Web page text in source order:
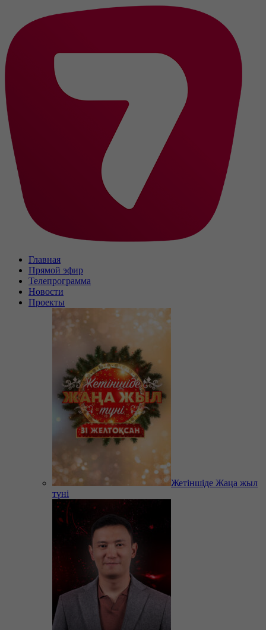
Главная
Прямой эфир
Телепрограмма
Новости
Проекты
Жетіншіде Жаңа жыл
түні